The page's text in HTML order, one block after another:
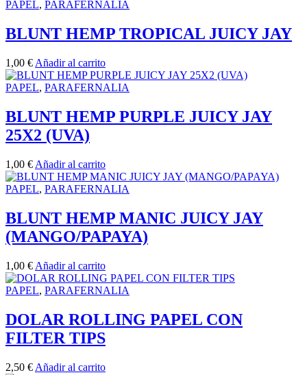
PAPEL, PARAFERNALIA
BLUNT HEMP TROPICAL JUICY JAY
1,00 € Añadir al carrito
PAPEL, PARAFERNALIA
BLUNT HEMP PURPLE JUICY JAY
25X2 (UVA)
1,00 € Añadir al carrito
PAPEL, PARAFERNALIA
BLUNT HEMP MANIC JUICY JAY
(MANGO/PAPAYA)
1,00 € Añadir al carrito
PAPEL, PARAFERNALIA
DOLAR ROLLING PAPEL CON
FILTER TIPS
2,50 € Añadir al carrito